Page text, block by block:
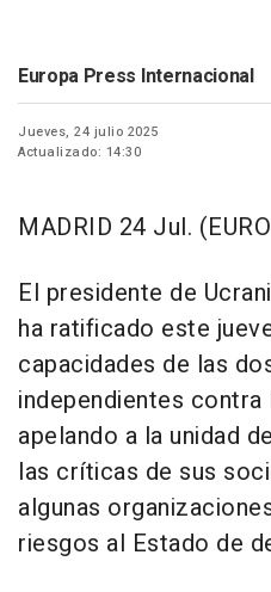
Europa Press Internacional
Jueves, 24 julio 2025
Actualizado: 14:30
MADRID 24 Jul.
El presidente de
ha ratificado este
capacidades de las
independientes
apelando a la unidad
las críticas de sus
algunas
riesgos al Estado de